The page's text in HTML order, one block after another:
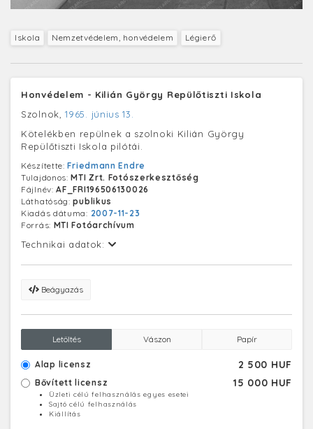
Iskola Nemzetvédelem, honvédelem Légierő
Honvédelem - Kilián György Repülőtiszti Iskola
Szolnok,1965. június 13.
Kötelékben repülnek a szolnoki Kilián György
Repülőtiszti Iskola pilótái.
Készítette:Friedmann Endre
Tulajdonos:MTI Zrt. Fotószerkesztőség
Fájlnév:AF_FRI196506130026
Láthatóság:publikus
Kiadás dátuma: 2007-11-23
Forrás: MTI Fotóarchívum
Technikai adatok:
Beágyazás
Letöltés Vászon Papír
Alap licensz 2 500 HUF
Bővített licensz 15 000 HUF
Üzleti célú felhasználás egyes esetei
Sajtó célú felhasználás
Kiállítás